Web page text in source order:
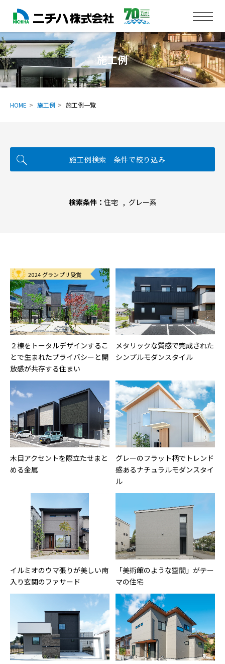
施工例
HOME 施工例 施工例一覧
施工例検索 条件で絞り込み
検索条件： 住宅 グレー系
2024 グランプリ受賞
２棟をトータルデザインするこ
とで生まれたプライバシーと開
放感が共存する住まい
メタリックな質感で完成された
シンプルモダンスタイル
木目アクセントを際立たせまと
める金属
グレーのフラット柄でトレンド
感あるナチュラルモダンスタイ
ル
イルミオのウマ張りが美しい南
入り玄関のファサード
「美術館のような空間」がテー
マの住宅